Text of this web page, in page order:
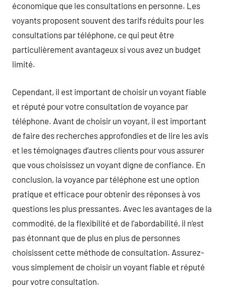
économique que les consultations en personne. Les
voyants proposent souvent des tarifs réduits pour les
consultations par téléphone, ce qui peut être
particulièrement avantageux si vous avez un budget
limité.
Cependant, il est important de choisir un voyant fiable
et réputé pour votre consultation de voyance par
téléphone. Avant de choisir un voyant, il est important
de faire des recherches approfondies et de lire les avis
et les témoignages d’autres clients pour vous assurer
que vous choisissez un voyant digne de confiance. En
conclusion, la voyance par téléphone est une option
pratique et efficace pour obtenir des réponses à vos
questions les plus pressantes. Avec les avantages de la
commodité, de la flexibilité et de l’abordabilité, il n’est
pas étonnant que de plus en plus de personnes
choisissent cette méthode de consultation. Assurez-
vous simplement de choisir un voyant fiable et réputé
pour votre consultation.